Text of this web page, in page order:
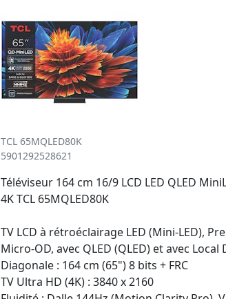
TCL 65MQLED80K
5901292528621
Téléviseur 164 cm 16/9 LCD LED QLED
4K TCL 65MQLED80K
TV LCD à rétroéclairage LED (Mini-LED),
Micro-OD, avec QLED (QLED) et avec Local
Diagonale : 164 cm (65") 8 bits + FRC
TV Ultra HD (4K) : 3840 x 2160